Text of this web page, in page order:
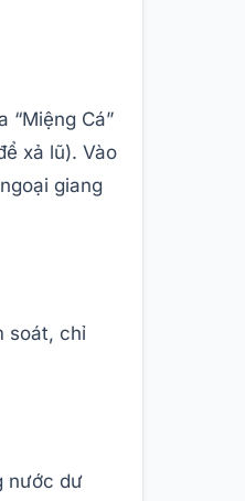
Cá”
xả lũ). Vào
giang
soát, chỉ
nước dư